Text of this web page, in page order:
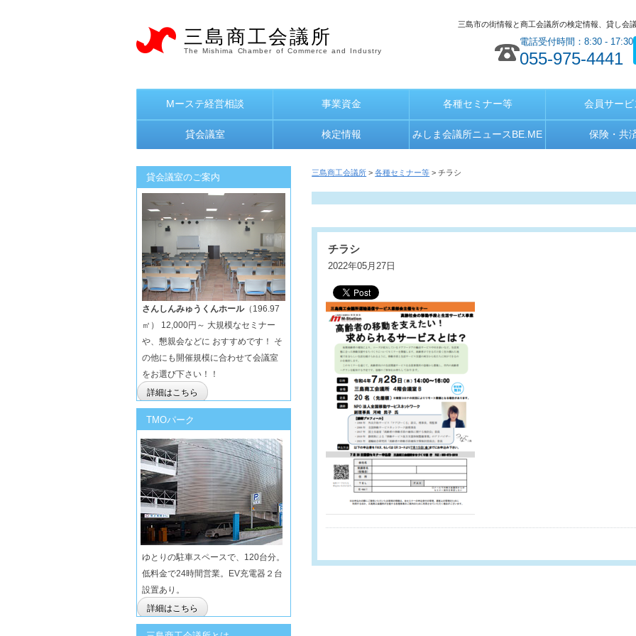
三島商工会議所
The Mishima Chamber of Commerce and Industry
三島市の街情報と商工会議所の検定情報、貸し会
電話受付時間：8:30 - 17:30
055-975-4441
Mーステ経営相談 事業資金 各種セミナー等 会員サービ
貸会議室 検定情報 みしま会議所ニュースBE.ME 保険・共
三島商工会議所 >各種セミナー等 > チラシ
チラシ
2022年05月27日
貸会議室のご案内
さんしんみゅうくんホール（196.97
㎡） 12,000円～ 大規模なセミナー
や、懇親会などに おすすめです！ そ
の他にも開催規模に合わせて会議室
をお選び下さい！！
詳細はこちら
TMOパーク
ゆとりの駐車スペースで、120台分。
低料金で24時間営業。EV充電器２台
設置あり。
詳細はこちら